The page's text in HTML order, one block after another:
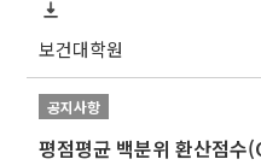
보건대학원
공지사항
평점평균 백분위 환산점수